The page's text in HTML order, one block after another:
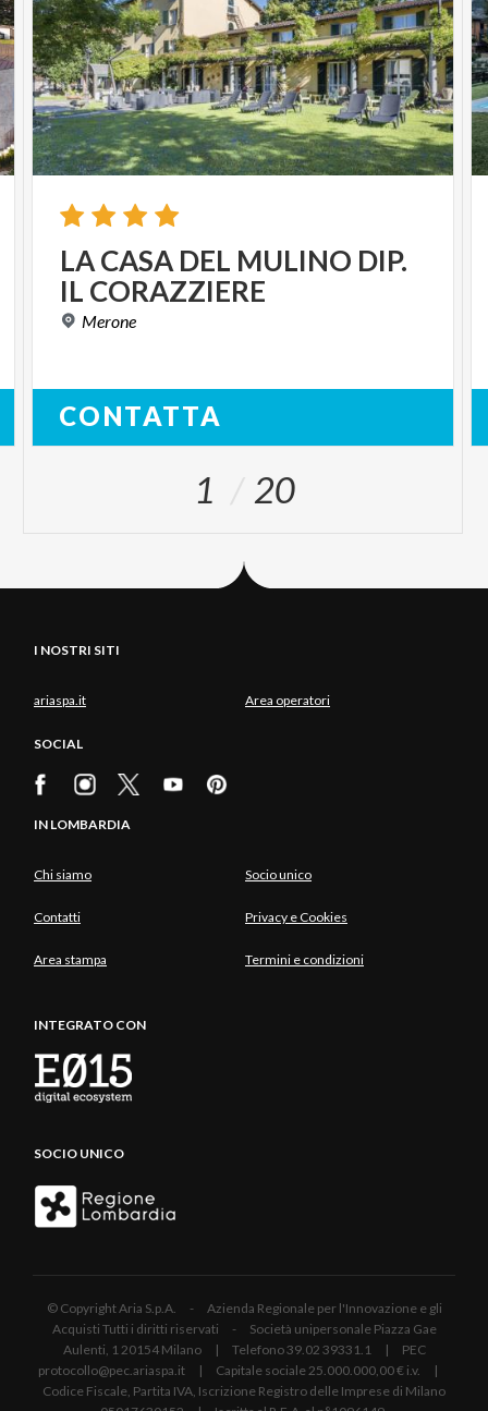
LACASA DEL MULINO DIP.
IL CORAZZIERE
Merone
CONTATTA
1 20
I NOSTRI SITI
ariaspa.it Area operatori
SOCIAL
IN LOMBARDIA
Chi siamo Socio unico
Contatti Privacy e Cookies
Area stampa Termini e condizioni
INTEGRATO CON
SOCIO UNICO
© Copyright Aria S.p.A. - Azienda Regionale per l'Innovazione e gli
Acquisti Tutti i diritti riservati - Società unipersonale Piazza Gae
Aulenti, 1 20154 Milano | Telefono 39.02 39331.1 | PEC
protocollo@pec.ariaspa.it | Capitale sociale 25.000.000,00 € i.v. |
Codice Fiscale, Partita IVA, Iscrizione Registro delle Imprese di Milano